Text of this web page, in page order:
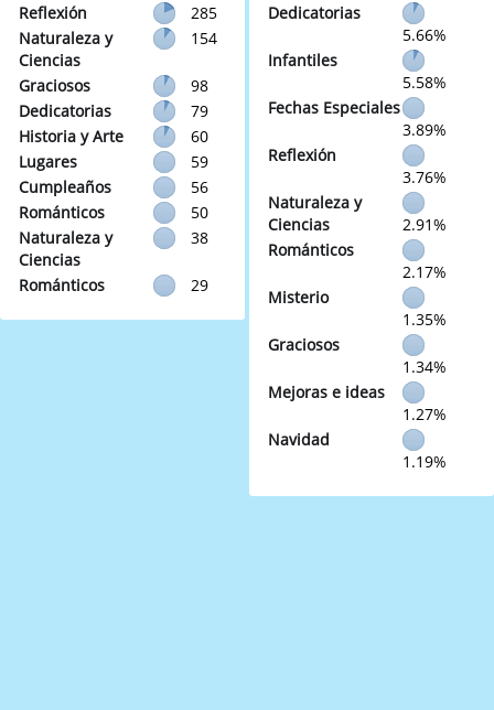
Reflexión
285
Naturaleza y
Ciencias
154
Graciosos
98
Dedicatorias
79
Historia y Arte
60
Lugares
59
Cumpleaños
56
Románticos
50
Naturaleza y
Ciencias
38
Románticos 29
Dedicatorias
5.66%
Infantiles
5.58%
Fechas Especiales
3.89%
Reflexión
3.76%
Naturaleza y
Ciencias
2.91%
Románticos
2.17%
Misterio
1.35%
Graciosos
1.34%
Mejoras e ideas
1.27%
Navidad
1.19%